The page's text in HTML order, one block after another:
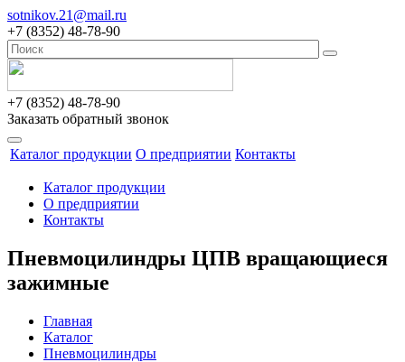
sotnikov.21@mail.ru
+7 (8352) 48-78-90
+7 (8352) 48-78-90
Заказать обратный звонок
Каталог продукции О предприятии Контакты
Каталог продукции
О предприятии
Контакты
Пневмоцилиндры ЦПВ вращающиеся
зажимные
Главная
Каталог
Пневмоцилиндры